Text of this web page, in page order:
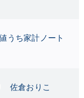
うち家計ノート
佐倉おりこ